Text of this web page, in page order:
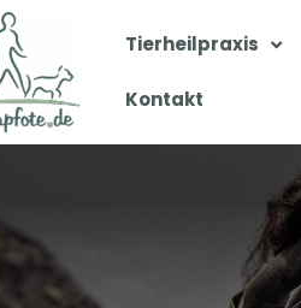
Tierheilpraxis
Kontakt